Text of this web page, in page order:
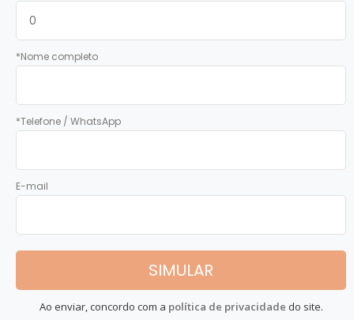
*Nome completo
*Telefone / WhatsApp
E-mail
Ao enviar, concordo com a política de privacidade do site.